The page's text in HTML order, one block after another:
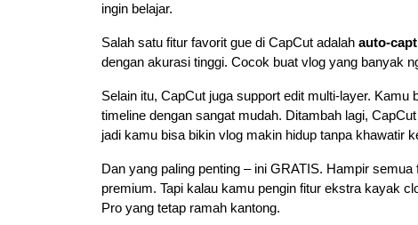
ingin belajar.
Salah satu fitur favorit gue di CapCut adalah auto-
dengan akurasi tinggi. Cocok buat vlog yang banyak
Selain itu, CapCut juga support edit multi-layer.
timeline dengan sangat mudah. Ditambah lagi,
jadi kamu bisa bikin vlog makin hidup tanpa khawatir
Dan yang paling penting – ini GRATIS. Hampir
premium. Tapi kalau kamu pengin fitur ekstra kayak
Pro yang tetap ramah kantong.